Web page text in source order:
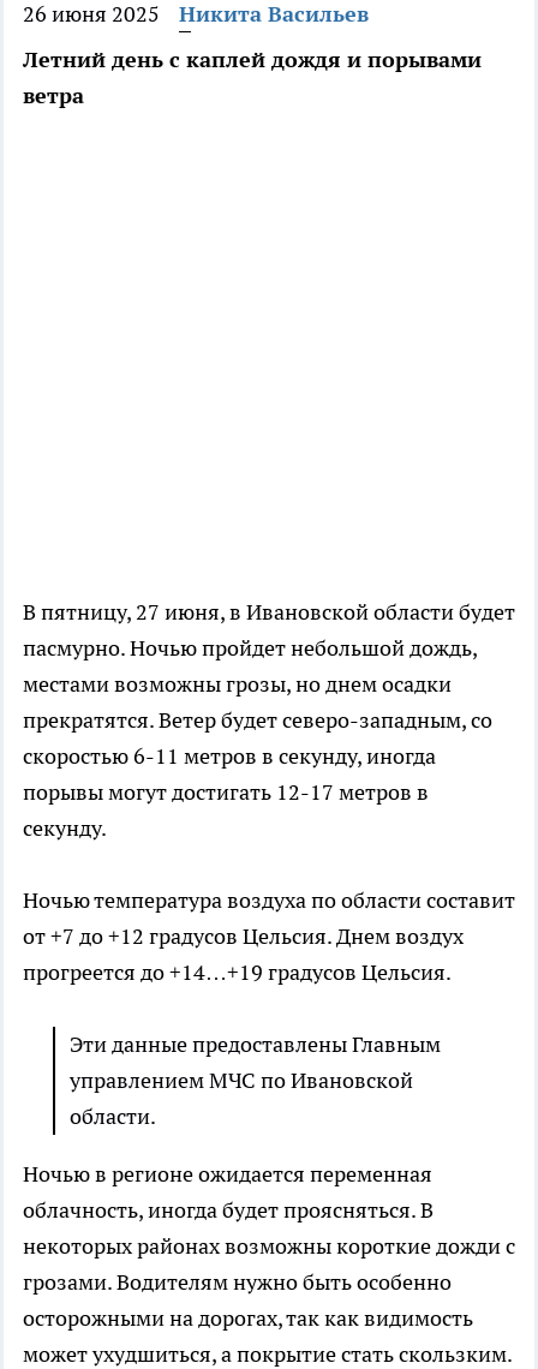
26 июня 2025
Никита Васильев
Летний день с каплей дождя и порывами
ветра
В пятницу, 27 июня, в Ивановской области будет
пасмурно. Ночью пройдет небольшой дождь,
местами возможны грозы, но днем осадки
прекратятся. Ветер будет северо-западным, со
скоростью 6-11 метров в секунду, иногда
порывы могут достигать 12-17 метров в
секунду.
Ночью температура воздуха по области составит
от +7 до +12 градусов Цельсия. Днем воздух
прогреется до +14…+19 градусов Цельсия.
Эти данные предоставлены Главным
управлением МЧС по Ивановской
области.
Ночью в регионе ожидается переменная
облачность, иногда будет проясняться. В
некоторых районах возможны короткие дожди с
грозами. Водителям нужно быть особенно
осторожными на дорогах, так как видимость
может ухудшиться, а покрытие стать скользким.